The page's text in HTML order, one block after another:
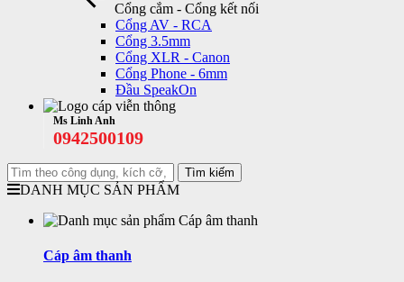
Cổng cắm - Cổng kết nối
Cổng AV - RCA
Cổng 3.5mm
Cổng XLR - Canon
Cổng Phone - 6mm
Đầu SpeakOn
Ms Linh Anh
0942500109
DANH MỤC SẢN PHẨM
Cáp âm thanh